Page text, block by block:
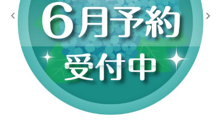
カプセルトイ
販促用空カプセル
レンタル
景品・玩具・文具
販促用カプセルトイ